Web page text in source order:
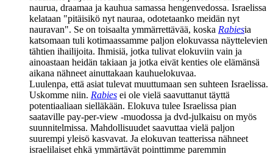
naurua, draamaa ja kauhua samassa hengenvedossa. Israelissa
kelataan "pitäisikö nyt nauraa, odotetaanko meidän nyt
nauravan". Se on toisaalta ymmärrettävää, koska Rabiesia
katsomaan tuli kotimaassamme paljon elokuvassa näyttelevien
tähtien ihailijoita. Ihmisiä, jotka tulivat elokuviin vain ja
ainoastaan heidän takiaan ja jotka eivät kenties ole elämänsä
aikana nähneet ainuttakaan kauhuelokuvaa.
Luulenpa, että asiat tulevat muuttumaan sen suhteen Israelissa.
Uskomme niin. Rabies ei ole vielä saavuttanut täyttä
potentiaaliaan sielläkään. Elokuva tulee Israelissa pian
saataville pay‑per‑view ‑muodossa ja dvd‑julkaisu on myös
suunnitelmissa. Mahdollisuudet saavuttaa vielä paljon
suurempi yleisö kasvavat. Ja elokuvan teatterissa nähneet
israelilaiset ehkä ymmärtävät pointtimme paremmin